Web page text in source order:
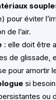
pour éviter
de l’air.
: elle doit être
de glissade,
pour amortir
si
ou